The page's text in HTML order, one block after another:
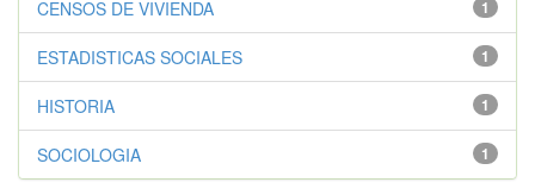
1
CENSOS DE VIVIENDA
1
ESTADISTICAS SOCIALES
1
HISTORIA
1
SOCIOLOGIA